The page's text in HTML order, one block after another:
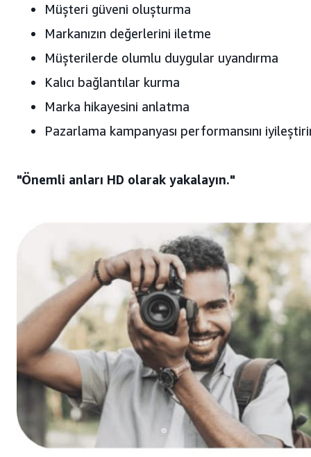
Müşteri güveni oluşturma
Markanızın değerlerini iletme
Müşterilerde olumlu duygular uyandırma
Kalıcı bağlantılar kurma
Marka hikayesini anlatma
Pazarlama kampanyası performansını
"Önemli anları HD olarak yakalayın."